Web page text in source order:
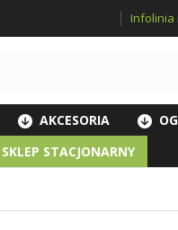
Infolinia
AKCESORIA
SKLEP STACJONARNY